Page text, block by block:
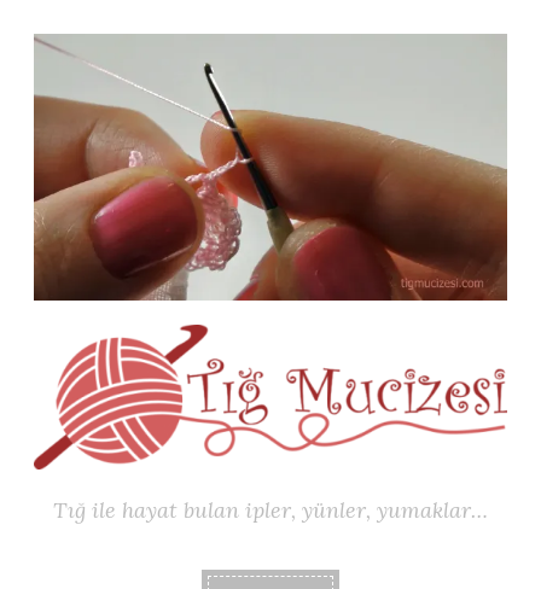
İçeriğe
Tığ ile hayat bulan ipler, yünler, yumaklar…